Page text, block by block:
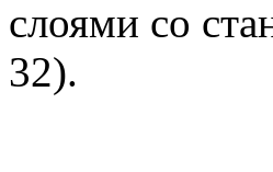
слоями со
32).